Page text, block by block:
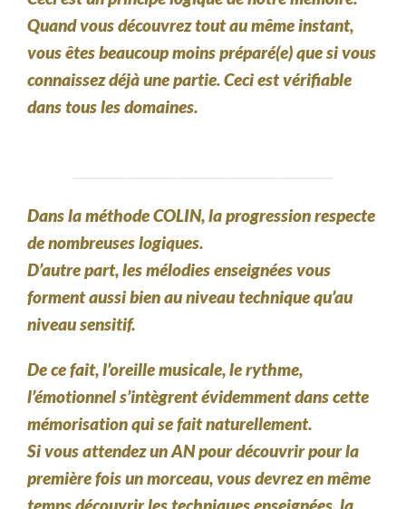
Quand vous découvrez tout au même instant,
vous êtes beaucoup moins préparé(e) que si vous
connaissez déjà une partie. Ceci est vérifiable
dans tous les domaines.
Dans la méthode COLIN, la progression respecte
de nombreuses logiques.
D’autre part, les mélodies enseignées vous
forment aussi bien au niveau technique qu’au
niveau sensitif.
De ce fait, l’oreille musicale, le rythme,
l’émotionnel s’intègrent évidemment dans cette
mémorisation qui se fait naturellement.
Si vous attendez un AN pour découvrir pour la
première fois un morceau, vous devrez en même